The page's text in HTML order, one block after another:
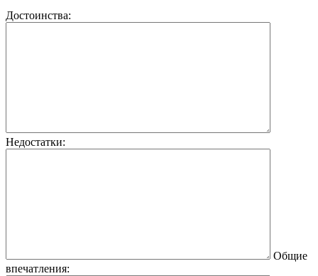
Достоинства:
Недостатки:
Общие
впечатления: